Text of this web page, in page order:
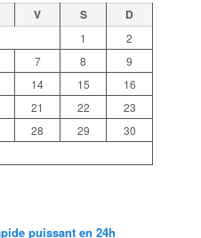
V S D
1
2
7 8
9
14 15
16
21 22
23
28 29
30
puissant en 24h